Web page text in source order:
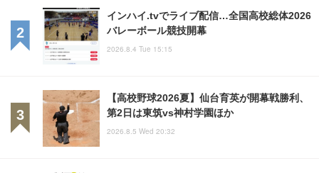
インハイ.tvでライブ配信…全国高校総体2026
バレーボール競技開幕
2026.8.4 Tue 15:15
【高校野球2026夏】仙台育英が開幕戦勝利、
第2日は東筑vs神村学園ほか
2026.8.5 Wed 20:32